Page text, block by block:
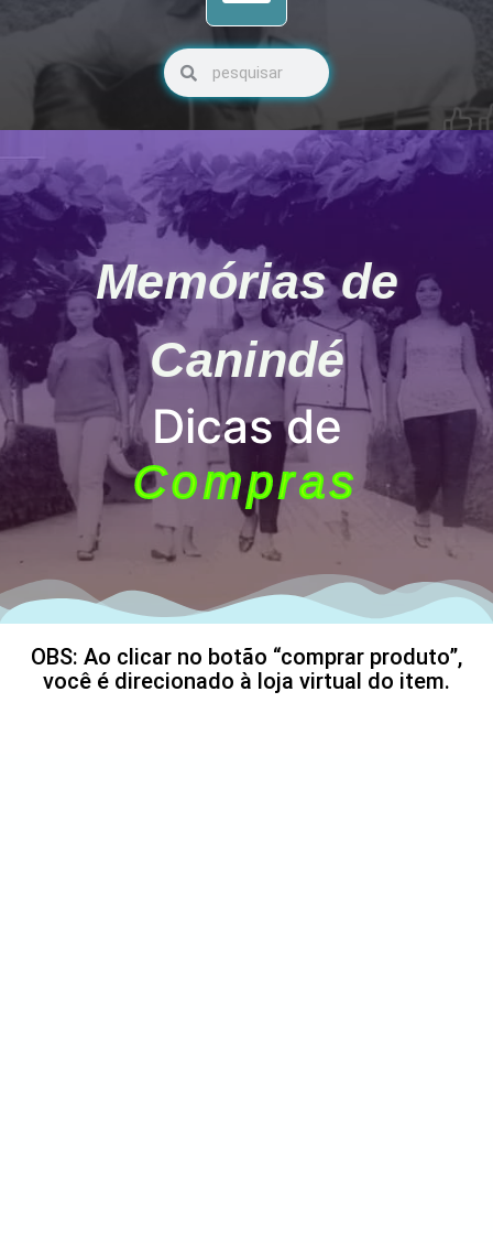
Pesquisar
Memórias de
Canindé
Dicas de
Compras
OBS: Ao clicar no botão “comprar produto”,
você é direcionado à loja virtual do item.